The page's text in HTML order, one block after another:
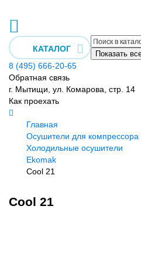
КАТАЛОГ
Показать
8 (495) 666-20-65
Обратная связь
г. Мытищи, ул. Комарова, стр. 14
Как проехать
Главная
Осушители для компрессора
Холодильные осушители
Ekomak
Cool 21
Cool 21